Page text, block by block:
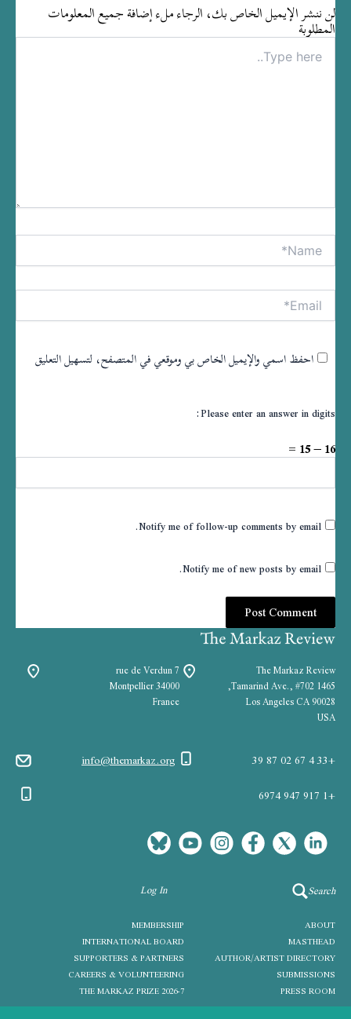
لن ننشر الإيميل الخاص بك، الرجاء ملء إضافة جميع المعلومات
المطلوبة
Type
here..
Name*
Email*
احفظ اسمي والإيميل الخاص بي وموقعي في المتصفح، لتسهيل التعليق
Please enter an answer in digits:
16 − 15 =
Notify me of follow-up comments by email.
Notify me of new posts by email.
The Markaz Review
1465 Tamarind Ave., #702,
Los Angeles CA 90028
USA
7 rue de Verdun
34000 Montpellier
France
info@themarkaz.org
+33 4 67 02 87 39
+1 917 947 6974
Search
Log In
ABOUT
MEMBERSHIP
MASTHEAD
INTERNATIONAL BOARD
AUTHOR/ARTIST DIRECTORY
SUPPORTERS & PARTNERS
SUBMISSIONS
CAREERS & VOLUNTEERING
PRESS ROOM
THE MARKAZ PRIZE 2026-7